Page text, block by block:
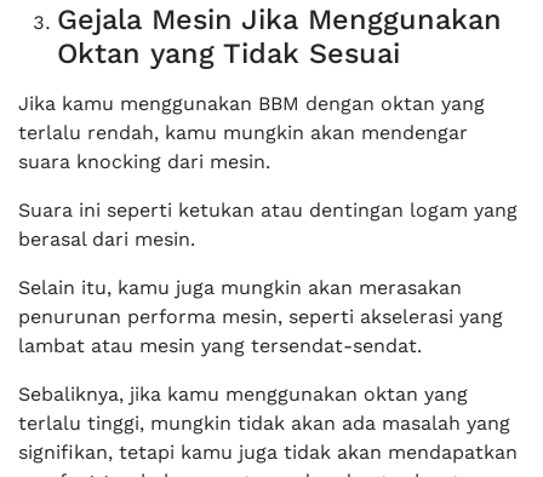
Gejala Mesin Jika Menggunakan
Oktan yang Tidak Sesuai
Jika kamu menggunakan BBM dengan oktan yang
terlalu rendah, kamu mungkin akan mendengar
suara knocking dari mesin.
Suara ini seperti ketukan atau dentingan logam yang
berasal dari mesin.
Selain itu, kamu juga mungkin akan merasakan
penurunan performa mesin, seperti akselerasi yang
lambat atau mesin yang tersendat-sendat.
Sebaliknya, jika kamu menggunakan oktan yang
terlalu tinggi, mungkin tidak akan ada masalah yang
signifikan, tetapi kamu juga tidak akan mendapatkan